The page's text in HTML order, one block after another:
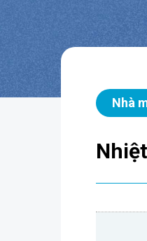
Nhà